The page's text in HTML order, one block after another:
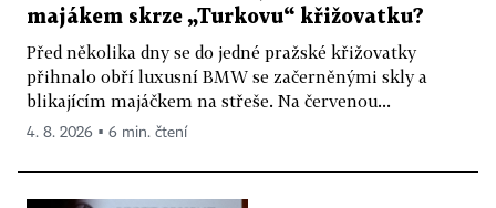
majákem skrze „Turkovu“ křižovatku?
Před několika dny se do jedné pražské křižovatky
přihnalo obří luxusní BMW se začerněnými skly a
blikajícím majáčkem na střeše. Na červenou...
4. 8. 2026 ▪ 6 min. čtení